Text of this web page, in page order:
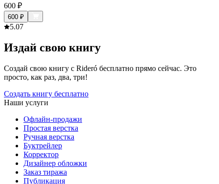
600 ₽
600 ₽
5.07
Издай свою книгу
Создай свою книгу с Rideró бесплатно прямо сейчас. Это
просто, как раз, два, три!
Создать книгу бесплатно
Наши услуги
Офлайн-продажи
Простая верстка
Ручная верстка
Буктрейлер
Корректор
Дизайнер обложки
Заказ тиража
Публикация